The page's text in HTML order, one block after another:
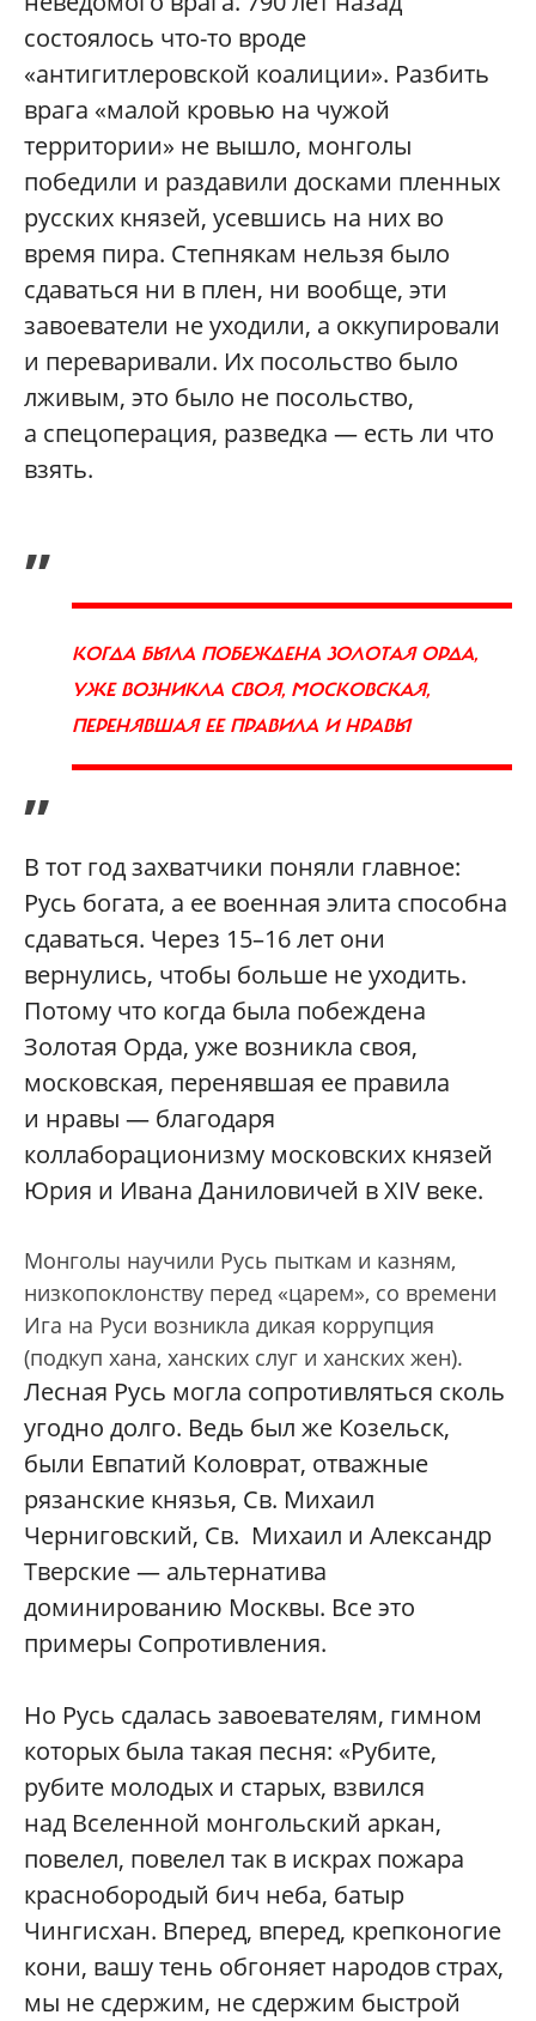
состоялось что-то вроде
«антигитлеровской коалиции». Разбить
врага «малой кровью на чужой
территории» не вышло, монголы
победили и раздавили досками пленных
русских князей, усевшись на них во
время пира. Степнякам нельзя было
сдаваться ни в плен, ни вообще, эти
завоеватели не уходили, а оккупировали
и переваривали. Их посольство было
лживым, это было не посольство,
а спецоперация, разведка — есть ли что
взять.
„
КОГДА БЫЛА ПОБЕЖДЕНА ЗОЛОТАЯ ОРДА,
УЖЕ ВОЗНИКЛА СВОЯ, МОСКОВСКАЯ,
ПЕРЕНЯВШАЯ ЕЕ ПРАВИЛА И НРАВЫ
”
В тот год захватчики поняли главное:
Русь богата, а ее военная элита способна
сдаваться. Через 15–16 лет они
вернулись, чтобы больше не уходить.
Потому что когда была побеждена
Золотая Орда, уже возникла своя,
московская, перенявшая ее правила
и нравы — благодаря
коллаборационизму московских князей
Юрия и Ивана Даниловичей в XIV веке.
Монголы научили Русь пыткам и казням,
низкопоклонству перед «царем», со времени
Ига на Руси возникла дикая коррупция
(подкуп хана, ханских слуг и ханских жен).
Лесная Русь могла сопротивляться сколь
угодно долго. Ведь был же Козельск,
были Евпатий Коловрат, отважные
рязанские князья, Св. Михаил
Черниговский, Св. Михаил и Александр
Тверские — альтернатива
доминированию Москвы. Все это
примеры Сопротивления.
Но Русь сдалась завоевателям, гимном
которых была такая песня: «Рубите,
рубите молодых и старых, взвился
над Вселенной монгольский аркан,
повелел, повелел так в искрах пожара
краснобородый бич неба, батыр
Чингисхан. Вперед, вперед, крепконогие
кони, вашу тень обгоняет народов страх,
мы не сдержим, не сдержим быстрой